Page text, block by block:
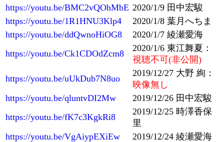
https://youtu.be/BMC2vQOhMbE 2020/1/9 田中宏駿
https://youtu.be/1R1HNU3Klp4
2020/1/8 葉月へちま
https://youtu.be/ddQwnoHiOG8
2020/1/7 綾瀬愛海
https://youtu.be/Ck1CDOdZcm8
2020/1/6 東江舞夏：
視聴不可(非公開)
https://youtu.be/uUkDub7N8uo
2019/12/27 大野 絢：
映像無し
https://youtu.be/qluntvDI2Mw
2019/12/26 田中宏駿
https://youtu.be/fK7c3KgkRi8
2019/12/25 時澤香保
里
https://youtu.be/VgAiypEXiEw
2019/12/24 綾瀬愛海